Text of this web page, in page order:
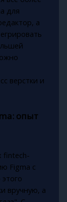
для
а
верстки и
опыт
fintech-
Figma с
вручную, а